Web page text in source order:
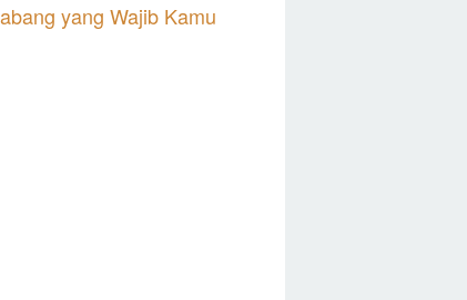
yang Wajib Kamu